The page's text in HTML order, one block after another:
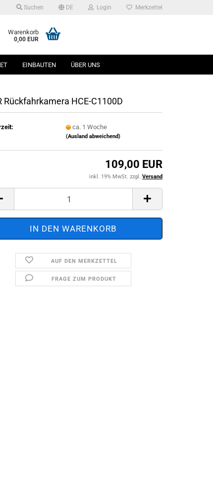
Suchen DE Login Merkzettel
Warenkorb
0,00 EUR
EINBAUTEN ÜBER UNS
Rückfahrkamera HCE-C1100D
ca. 1 Woche
(Ausland abweichend)
109,00 EUR
inkl. 19% MwSt. zzgl. Versand
AUF DEN MERKZETTEL
FRAGE ZUM PRODUKT